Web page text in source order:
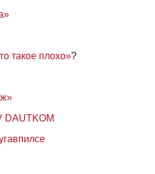
такое плохо»?
DAUTKOM